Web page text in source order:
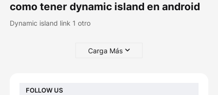
como tener dynamic island en android
Dynamic island link 1 otro
Carga Más
FOLLOW US